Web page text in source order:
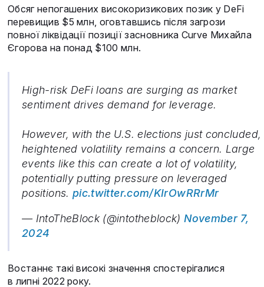
Обсяг непогашених високоризикових позик у DeFi
перевищив $5 млн, оговтавшись після загрози
повної ліквідації позиції засновника Curve Михайла
Єгорова на понад $100 млн.
High-risk DeFi loans are surging as market
sentiment drives demand for leverage.
However, with the U.S. elections just concluded,
heightened volatility remains a concern. Large
events like this can create a lot of volatility,
potentially putting pressure on leveraged
positions. pic.twitter.com/KIrOwRRrMr
— IntoTheBlock (@intotheblock)November 7,
2024
Востаннє такі високі значення спостерігалися
в липні 2022 року.